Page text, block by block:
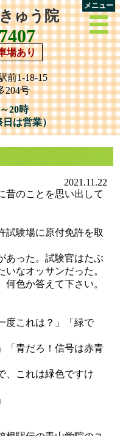
ゅう院
場あり
前1-18-15
204号
20時
日は営業）
メニュー
2021.11.22
昔のことを思い出して
試験場に原付免許を取
あった。試験官はたぶ
なオッサンだった。
何色か答えて下さい。
度これは？」「緑で
「青だろ！信号は赤青
、これは緑色ですけ